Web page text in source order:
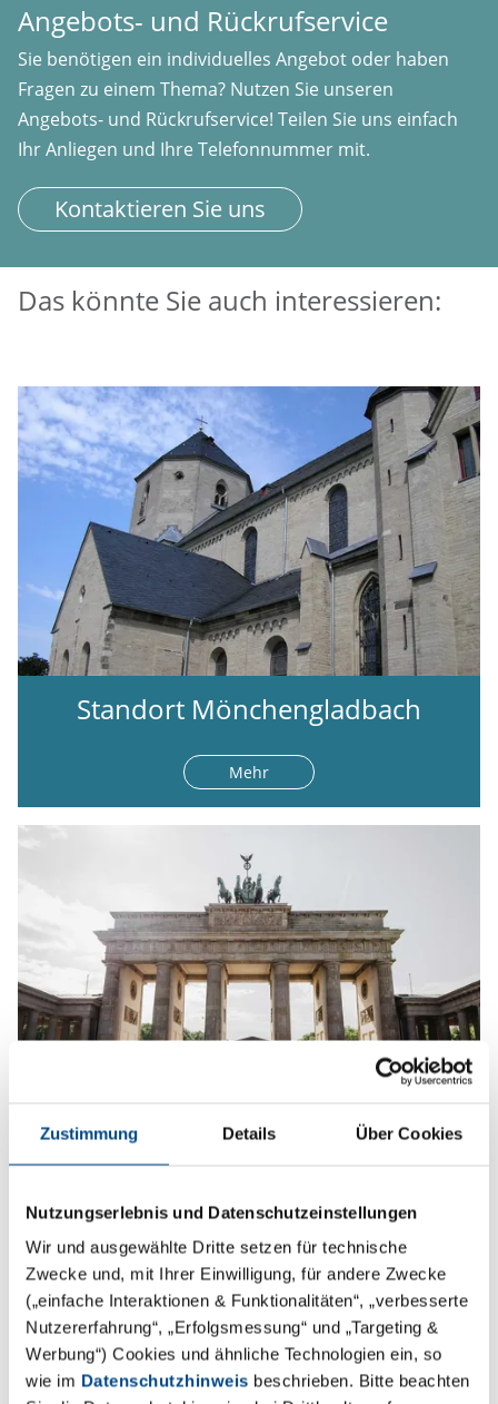
Zustimmung Details Über Cookies
Nutzungserlebnis und Datenschutzeinstellungen
Wir und ausgewählte Dritte setzen für technische
Zwecke und, mit Ihrer Einwilligung, für andere Zwecke
(„einfache Interaktionen & Funktionalitäten“, „verbesserte
Nutzererfahrung“, „Erfolgsmessung“ und „Targeting &
Werbung“) Cookies und ähnliche Technologien ein, so
wie im Datenschutzhinweis beschrieben. Bitte beachten
Angebots- und Rückrufservice
Sie benötigen ein individuelles Angebot oder haben
Fragen zu einem Thema? Nutzen Sie unseren
Angebots- und Rückrufservice! Teilen Sie uns einfach
Ihr Anliegen und Ihre Telefonnummer mit.
Kontaktieren Sie uns
Das könnte Sie auch interessieren:
Standort Mönchengladbach
Mehr
Standort Berlin
Mehr